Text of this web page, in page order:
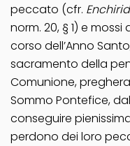
peccato (cfr.
norm. 20, § 1) e
corso dell’Anno
sacramento della
Comunione,
Sommo Pontefice,
conseguire
perdono dei loro